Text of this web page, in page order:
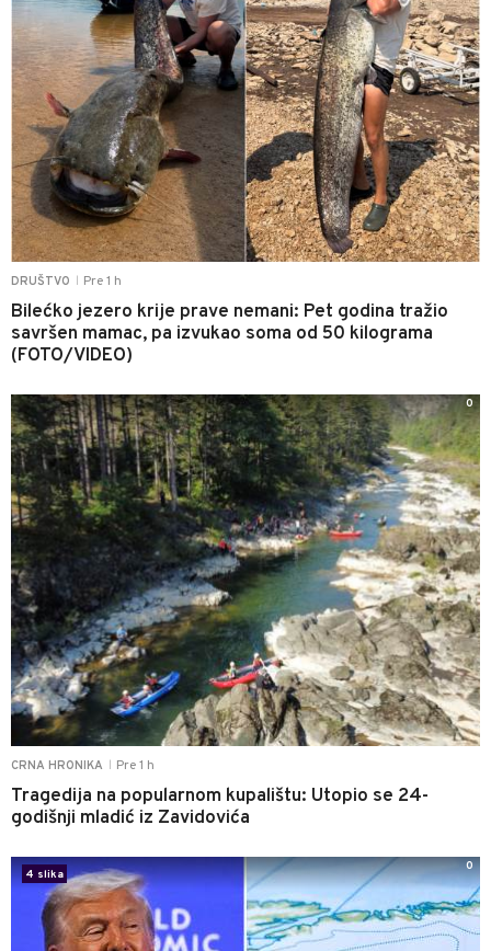
DRUŠTVO Pre 1 h
Bilećko jezero krije prave nemani: Pet godina tražio
savršen mamac, pa izvukao soma od 50 kilograma
(FOTO/VIDEO)
CRNA HRONIKA Pre 1 h
Tragedija na popularnom kupalištu: Utopio se 24-
godišnji mladić iz Zavidovića
0
4 slika
0